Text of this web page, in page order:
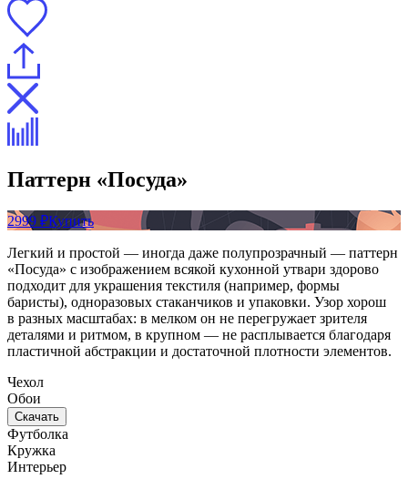
Паттерн «Посуда»
2999 ₽Купить
Легкий и простой — иногда даже полупрозрачный — паттерн
«Посуда» с изображением всякой кухонной утвари здорово
подходит для украшения текстиля (например, формы
баристы), одноразовых стаканчиков и упаковки. Узор хорош
в разных масштабах: в мелком он не перегружает зрителя
деталями и ритмом, в крупном — не расплывается благодаря
пластичной абстракции и достаточной плотности элементов.
Чехол
Обои
Скачать
Футболка
Кружка
Интерьер